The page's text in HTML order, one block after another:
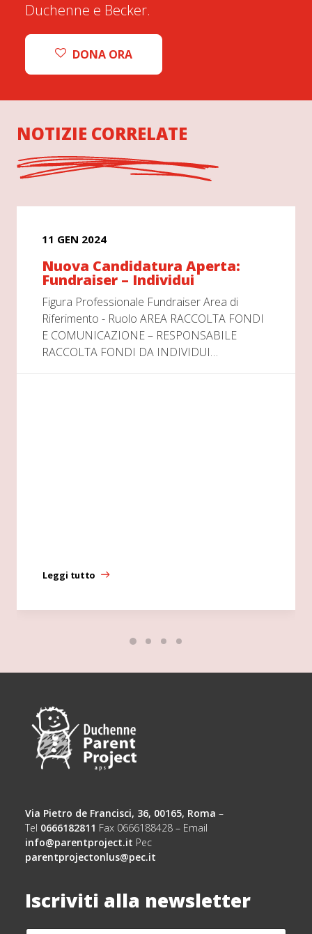
Duchenne e Becker.
DONA ORA
NOTIZIE CORRELATE
11 GEN 2024
Nuova Candidatura Aperta:
Fundraiser – Individui
Figura Professionale Fundraiser Area di
Riferimento - Ruolo AREA RACCOLTA FONDI
E COMUNICAZIONE – RESPONSABILE
RACCOLTA FONDI DA INDIVIDUI…
Leggi tutto
Via Pietro de Francisci, 36, 00165, Roma –
Tel 0666182811 Fax 0666188428 – Email
info@parentproject.it Pec
parentprojectonlus@pec.it
Iscriviti alla newsletter